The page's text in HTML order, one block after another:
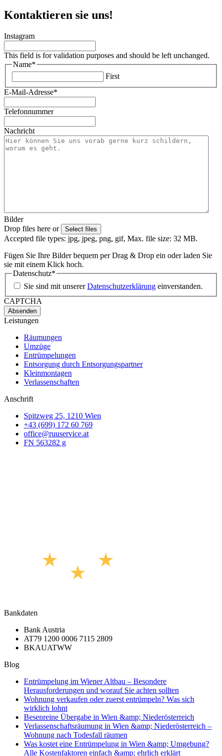
Kontaktieren sie uns!
Instagram
This field is for validation purposes and should be left unchanged.
Name*
First
E-Mail-Adresse*
Telefonnummer
Nachricht
Bilder
Drop files here or
Select files
Accepted file types: jpg, jpeg, png, gif, Max. file size: 32 MB.
Fügen Sie Ihre Bilder bequem per Drag & Drop ein oder laden Sie
sie mit einem Klick hoch.
Datenschutz*
Sie sind mit unsererDatenschutzerklärung einverstanden.
CAPTCHA
Leistungen
Räumungen
Umzüge
Entrümpelungen
Entsorgung durch Entsorgungspartner
Kleinmontagen
Verlassenschaften
Anschrift
Spitzweg 25, 1210 Wien
+43 (699) 172 60 769
office@ruuservice.at
FN 563282 g
Bankdaten
Bank Austria
AT79 1200 0006 7115 2809
BKAUATWW
Blog
Entrümpelung im Wiener Altbau – Besondere
Herausforderungen und worauf Sie achten sollten
Wohnung verkaufen oder zuerst entrümpeln? Was sich
wirklich lohnt
Besenreine Übergabe in Wien &amp; Niederösterreich
Verlassenschaftsräumung in Wien &amp; Niederösterreich –
Wohnung nach Todesfall räumen
Was kostet eine Entrümpelung in Wien &amp; Umgebung?
Alle Kostenfaktoren einfach &amp; ehrlich erklärt